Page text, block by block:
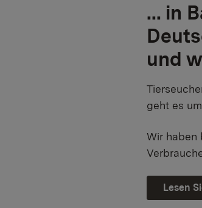
... in
und
geht es
Wir haben
Lesen